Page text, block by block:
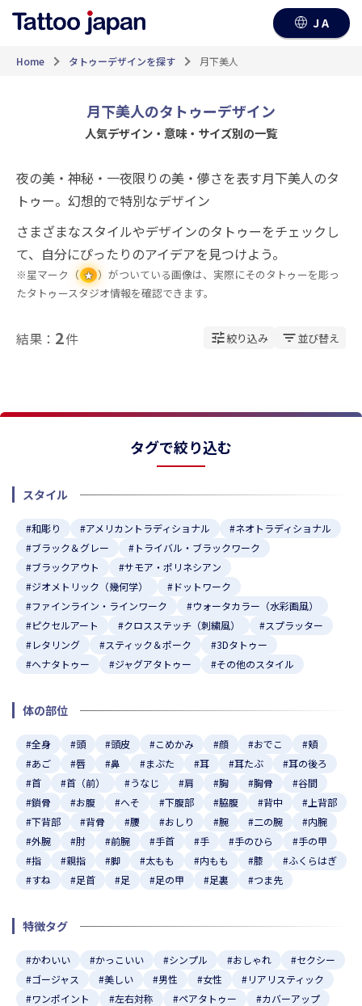
JA
Home タトゥーデザインを探す 月下美人
月下美人のタトゥーデザイン
人気デザイン・意味・サイズ別の一覧
夜の美・神秘・一夜限りの美・儚さを表す月下美人のタ
トゥー。幻想的で特別なデザイン
さまざまなスタイルやデザインのタトゥーをチェックし
て、自分にぴったりのアイデアを見つけよう。
※星マーク（ ★ ）がついている画像は、実際にそのタトゥーを彫っ
たタトゥースタジオ情報を確認できます。
結果： 2件 絞り込み 並び替え
タグで絞り込む
スタイル
#和彫り #アメリカントラディショナル
#ネオトラディショナル
#ブラック＆グレー
#トライバル・ブラックワーク
#ブラックアウト
#サモア・ポリネシアン
#ジオメトリック（幾何学）
#ドットワーク
#ファインライン・ラインワーク
#ウォータカラー（水彩画風）
#ピクセルアート
#クロスステッチ（刺繍風）
#スプラッター
#レタリング
#スティック＆ポーク
#3Dタトゥー
#ヘナタトゥー
#ジャグアタトゥー #その他のスタイル
体の部位
#全身 #頭 #頭皮 #こめかみ #顔 #おでこ
#頬
#あご
#唇 #鼻 #まぶた #耳 #耳たぶ
#耳の後ろ
#首
#首（前） #うなじ #肩 #胸 #胸骨
#谷間
#鎖骨
#お腹 #へそ #下腹部 #脇腹 #背中
#上背部
#下背部
#背骨 #腰 #おしり #腕 #二の腕
#内腕
#外腕
#肘 #前腕 #手首 #手 #手のひら
#手の甲
#指
#親指 #脚 #太もも #内もも #膝
#ふくらはぎ
#すね
#足首 #足 #足の甲 #足裏 #つま先
特徴タグ
#かわいい #かっこいい #シンプル #おしゃれ
#セクシー
#ゴージャス
#美しい #男性 #女性
#リアリスティック
#ワンポイント
#左右対称 #ペアタトゥー
#カバーアップ